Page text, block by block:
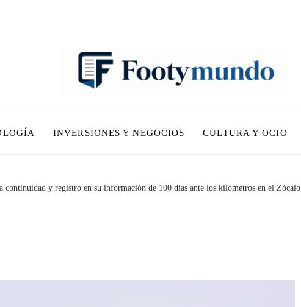
INVERSIONES Y NEGOCIOS CULTURA Y OCIO
continuidad y registro en su información de 100 días ante los kilómetros en el Zócalo